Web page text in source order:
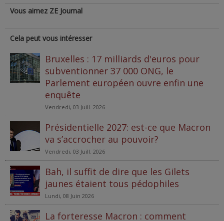
Vous aimez ZE Journal
Cela peut vous intéresser
Bruxelles : 17 milliards d'euros pour
subventionner 37 000 ONG, le
Parlement européen ouvre enfin une
enquête
Vendredi, 03 Juill. 2026
Présidentielle 2027: est-ce que Macron
va s’accrocher au pouvoir?
Vendredi, 03 Juill. 2026
Bah, il suffit de dire que les Gilets
jaunes étaient tous pédophiles
Lundi, 08 Juin 2026
La forteresse Macron : comment